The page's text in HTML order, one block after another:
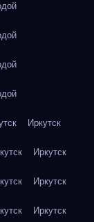
Иркутск
Иркутск
Иркутск
Иркутск